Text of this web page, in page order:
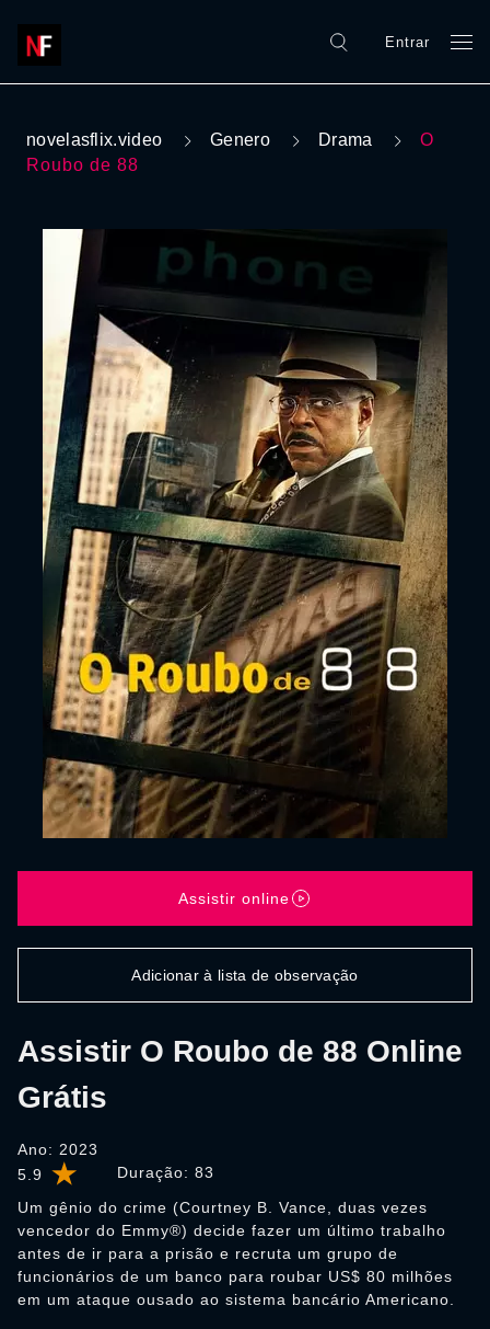
Entrar
novelasflix.video Genero Drama
O
Roubo de 88
5.9 Duração: 83
Assistir O Roubo de 88 Online
Grátis
Ano: 2023
Um gênio do crime (Courtney B. Vance, duas vezes
vencedor do Emmy®) decide fazer um último trabalho
antes de ir para a prisão e recruta um grupo de
funcionários de um banco para roubar US$ 80 milhões
em um ataque ousado ao sistema bancário Americano.
Assistir online
Adicionar à lista de observação